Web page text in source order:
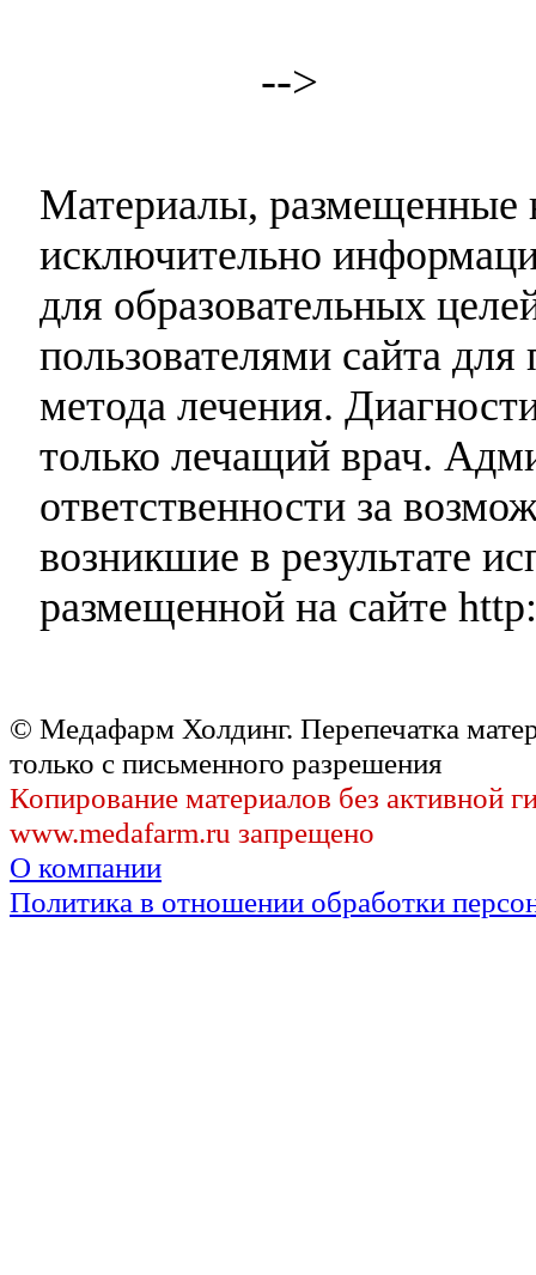
-->
Материалы, размещенные
исключительно
для образовательных
пользователями сайта
метода лечения.
только лечащий врач.
ответственности за
возникшие в результате
размещенной на сайте
© Медафарм Холдинг. Перепечатка
только с письменного разрешения
Копирование материалов без активной
www.medafarm.ru запрещено
О компании
Политика в отношении обработки